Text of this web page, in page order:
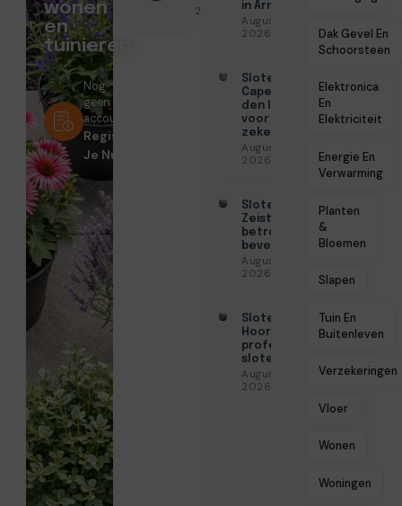
2026
in Arnhem
Augustus 7,
2026
Slotenmaker
Capelle aan
den IJssel
voor
zekerheid
Augustus 3,
2026
Slotenmaker
Zeist voor
betrouwbare
beveiliging
Augustus 3,
2026
Slotenmaker
Hoorn voor
professionele
slotenservice
Augustus 3,
2026
Dak Gevel En
Schoorsteen
Elektronica
En
Elektriciteit
Energie En
Verwarming
Planten
&
Bloemen
Slapen
Tuin En
Buitenleven
Verzekeringen
Vloer
Wonen
Woningen
wonen
en
tuinieren
Nog
geen
account?
Registreer
Je Nu!